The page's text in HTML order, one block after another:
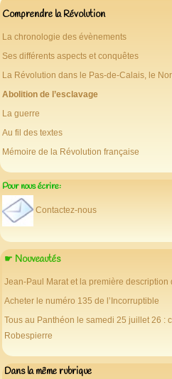
Comprendre la Révolution
La chronologie des évènements
Ses différents aspects et conquêtes
La Révolution dans le Pas-de-Calais, le
Abolition de l’esclavage
La guerre
Au fil des textes
Mémoire de la Révolution française
Pour nous écrire:
Contactez-nous
☛ Nouveautés
Jean-Paul Marat et la première description
Acheter le numéro 135 de l’Incorruptible
Tous au Panthéon le samedi 25 juillet 26 :
Robespierre
Dans la même rubrique